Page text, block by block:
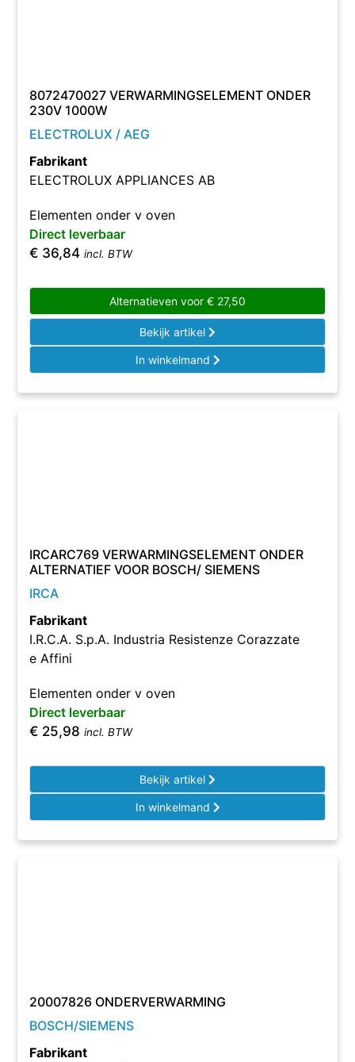
8072470027 VERWARMINGSELEMENT ONDER
230V 1000W
ELECTROLUX / AEG
Fabrikant
ELECTROLUX APPLIANCES AB
Elementen onder v oven
Direct leverbaar
€ 36,84 incl. BTW
Alternatieven voor € 27,50
Bekijk artikel
In winkelmand
IRCARC769 VERWARMINGSELEMENT ONDER
ALTERNATIEF VOOR BOSCH/ SIEMENS
IRCA
Fabrikant
I.R.C.A. S.p.A. Industria Resistenze Corazzate
e Affini
Elementen onder v oven
Direct leverbaar
€ 25,98 incl. BTW
Bekijk artikel
In winkelmand
20007826 ONDERVERWARMING
BOSCH/SIEMENS
Fabrikant